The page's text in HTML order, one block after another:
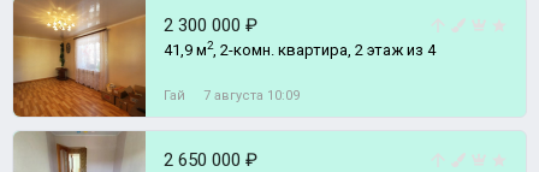
2 300 000 ₽
41,9 м2, 2-комн. квартира, 2 этаж из 4
Гай 7 августа 10:09
2 650 000 ₽